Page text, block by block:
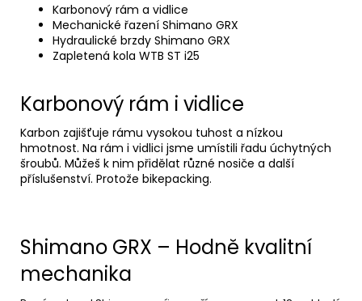
Karbonový rám a vidlice
Mechanické řazení Shimano GRX
Hydraulické brzdy Shimano GRX
Zapletená kola WTB ST i25
Karbonový rám i vidlice
Karbon zajišťuje rámu vysokou tuhost a nízkou
hmotnost. Na rám i vidlici jsme umístili řadu úchytných
šroubů. Můžeš k nim přidělat různé nosiče a další
příslušenství. Protože bikepacking.
Shimano GRX – Hodně kvalitní
mechanika